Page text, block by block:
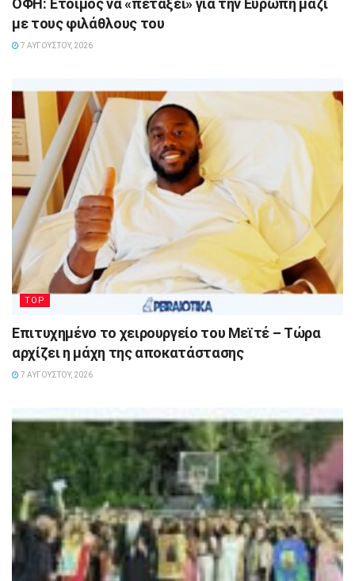
ΟΦΗ: Έτοιμος να «πετάξει» για την Ευρώπη μαζί
με τους φιλάθλους του
7 ΑΥΓΟΎΣΤΟΥ, 2026
TOP
Επιτυχημένο το χειρουργείο του Μεϊτέ – Τώρα
αρχίζει η μάχη της αποκατάστασης
7 ΑΥΓΟΎΣΤΟΥ, 2026